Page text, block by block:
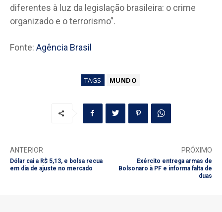
diferentes à luz da legislação brasileira: o crime
organizado e o terrorismo”.
Fonte: Agência Brasil
TAGS MUNDO
ANTERIOR
Dólar cai a R$ 5,13, e bolsa recua
em dia de ajuste no mercado
PRÓXIMO
Exército entrega armas de
Bolsonaro à PF e informa falta de
duas